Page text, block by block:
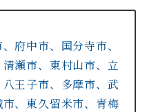
府中市、 国分寺市、
清瀬市、 東村山市、 立
八王子市、 多摩市、 武
市、東久留米市、 青梅